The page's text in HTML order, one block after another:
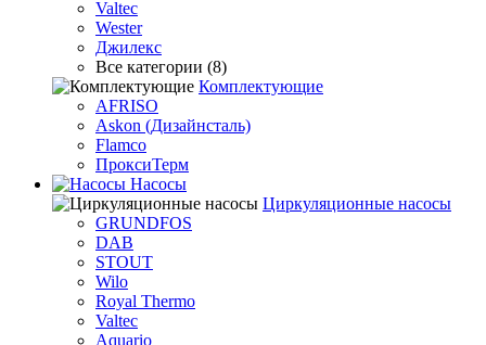
Valtec
Wester
Джилекс
Все категории (8)
Комплектующие
AFRISO
Askon (Дизайнсталь)
Flamco
ПроксиТерм
Насосы
Циркуляционные насосы
GRUNDFOS
DAB
STOUT
Wilo
Royal Thermo
Valtec
Aquario